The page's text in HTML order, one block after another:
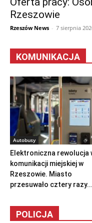
Rzeszowie
Rzeszów News - 7 sierpnia
KOMUNIKACJA
Autobusy
Elektroniczna rewolucja
komunikacji miejskiej w
Rzeszowie. Miasto
przesuwało cztery razy...
POLICJA